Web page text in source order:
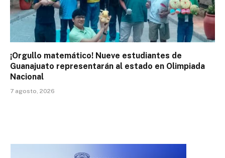
¡Orgullo matemático! Nueve estudiantes de
Guanajuato representarán al estado en Olimpiada
Nacional
7 agosto, 2026